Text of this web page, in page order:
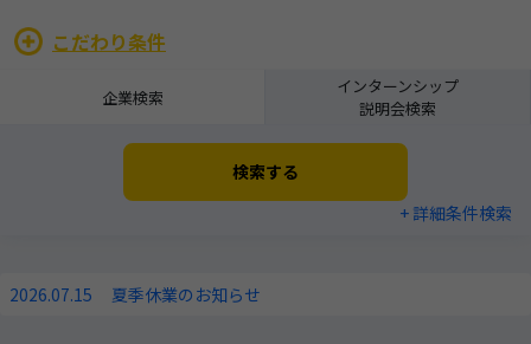
こだわり条件
企業検索
インターンシップ
説明会検索
検索する
+ 詳細条件検索
2026.07.15 夏季休業のお知らせ